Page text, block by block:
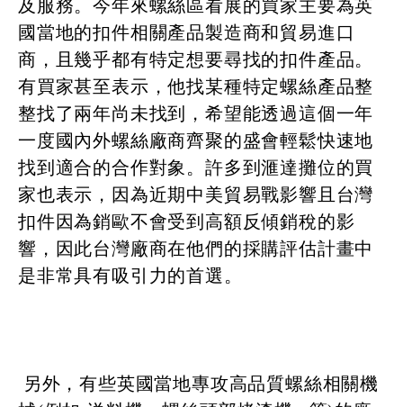
及服務。今年來螺絲區看展的買家主要為英
國當地的扣件相關產品製造商和貿易進口
商，且幾乎都有特定想要尋找的扣件產品。
有買家甚至表示，他找某種特定螺絲產品整
整找了兩年尚未找到，希望能透過這個一年
一度國內外螺絲廠商齊聚的盛會輕鬆快速地
找到適合的合作對象。許多到滙達攤位的買
家也表示，因為近期中美貿易戰影響且台灣
扣件因為銷歐不會受到高額反傾銷稅的影
響，因此台灣廠商在他們的採購評估計畫中
是非常具有吸引力的首選。
另外，有些英國當地專攻高品質螺絲相關機